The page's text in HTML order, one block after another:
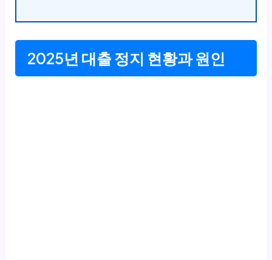
2025년 대출 정지 현황과 원인